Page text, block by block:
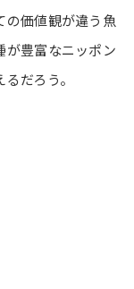
の価値観が違う魚
が豊富なニッポン
だろう。